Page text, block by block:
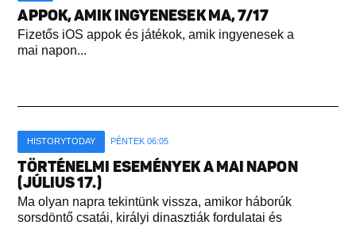
APPOK, AMIK INGYENESEK MA, 7/17
Fizetős iOS appok és játékok, amik ingyenesek a
mai napon...
HISTORYTODAY PÉNTEK 06:05
TÖRTÉNELMI ESEMÉNYEK A MAI NAPON
(JÚLIUS 17.)
Ma olyan napra tekintünk vissza, amikor háborúk
sorsdöntő csatái, királyi dinasztiák fordulatai és